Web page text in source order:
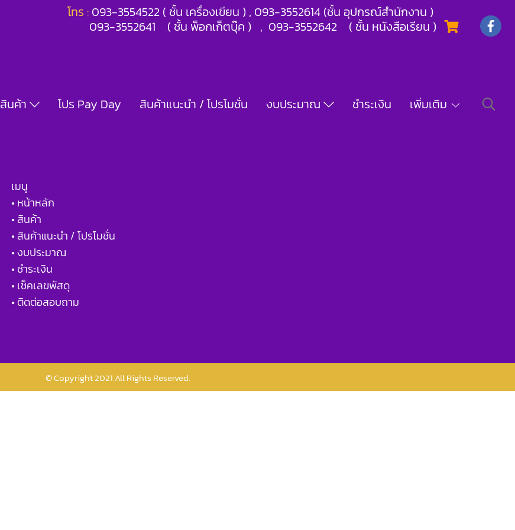
โทร : 093-3554522 ( ชั้น เครื่องเขียน ) , 093-3552614 (ชั้น อุปกรณ์สำนักงาน )
093-3552641 ( ชั้น พ็อกเก็ตบุ๊ค ) , 093-3552642 ( ชั้น หนังสือเรียน )
สินค้า โปร Pay Day สินค้าแนะนำ / โปรโมชั่น งบประมาณ ชำระเงิน เพิ่มเติม
เมนู
• หน้าหลัก
• สินค้า
• สินค้าแนะนำ / โปรโมชั่น
• งบประมาณ
• ชำระเงิน
• เช็คเลขพัสดุ
• ติดต่อสอบถาม
© Copyright 2021 All Rights Reserved.